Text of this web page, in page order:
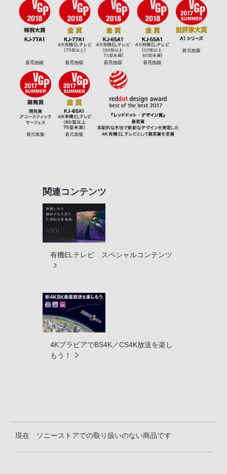
関連コンテンツ
有機ELテレビ スペシャルコンテンツ
4KブラビアでBS4K／CS4K放送を楽し
もう！
現在 ソニーストアでの取り扱いのない商品です